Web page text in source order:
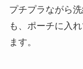
プチプラながら
も、ポーチに入
ます。